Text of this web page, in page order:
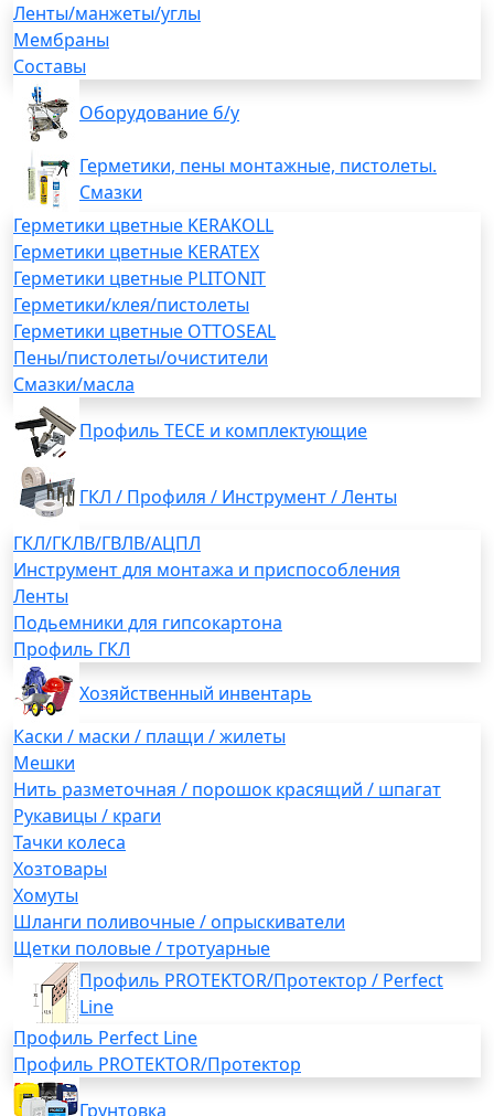
Ленты/манжеты/углы
Мембраны
Составы
Оборудование б/у
Герметики, пены монтажные, пистолеты.
Смазки
Герметики цветные KERAKOLL
Герметики цветные KERATEX
Герметики цветные PLITONIT
Герметики/клея/пистолеты
Герметики цветные OTTOSEAL
Пены/пистолеты/очистители
Смазки/масла
Профиль TECE и комплектующие
ГКЛ / Профиля / Инструмент / Ленты
ГКЛ/ГКЛВ/ГВЛВ/АЦПЛ
Инструмент для монтажа и приспособления
Ленты
Подьемники для гипсокартона
Профиль ГКЛ
Хозяйственный инвентарь
Каски / маски / плащи / жилеты
Мешки
Нить разметочная / порошок красящий / шпагат
Рукавицы / краги
Тачки колеса
Хозтовары
Хомуты
Шланги поливочные / опрыскиватели
Щетки половые / тротуарные
Профиль PROTEKTOR/Протектор / Perfect
Line
Профиль Perfect Line
Профиль PROTEKTOR/Протектор
Грунтовка